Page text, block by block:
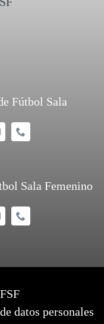
Fútbol Sala
Sala Femenino
datos personales